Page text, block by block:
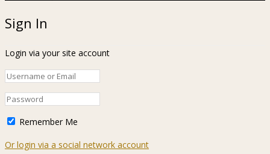
Sign In
Login via your site account
Remember Me
Or login via a social network account